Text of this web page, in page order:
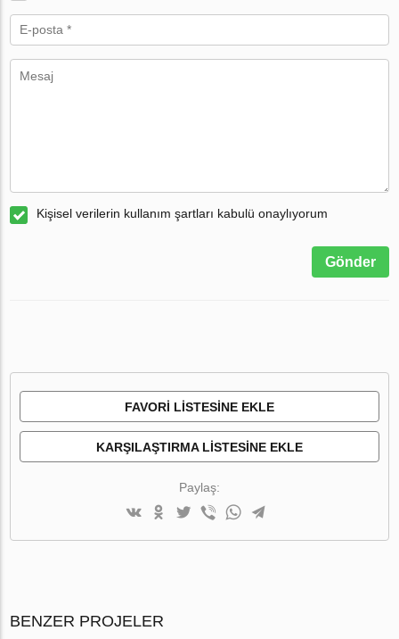
Kişisel verilerin kullanım şartları kabulü onaylıyorum
Gönder
FAVORI LISTESINE EKLE
KARŞILAŞTIRMA LISTESINE EKLE
Paylaş:
BENZER PROJELER